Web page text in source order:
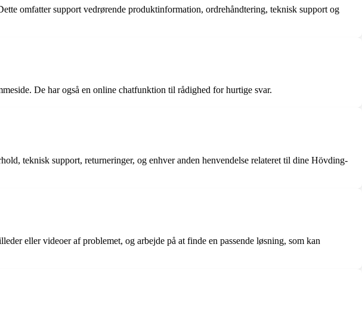
omfatter support vedrørende produktinformation, ordrehåndtering, teknisk support og
De har også en online chatfunktion til rådighed for hurtige svar.
teknisk support, returneringer, og enhver anden henvendelse relateret til dine Hövding-
eller videoer af problemet, og arbejde på at finde en passende løsning, som kan